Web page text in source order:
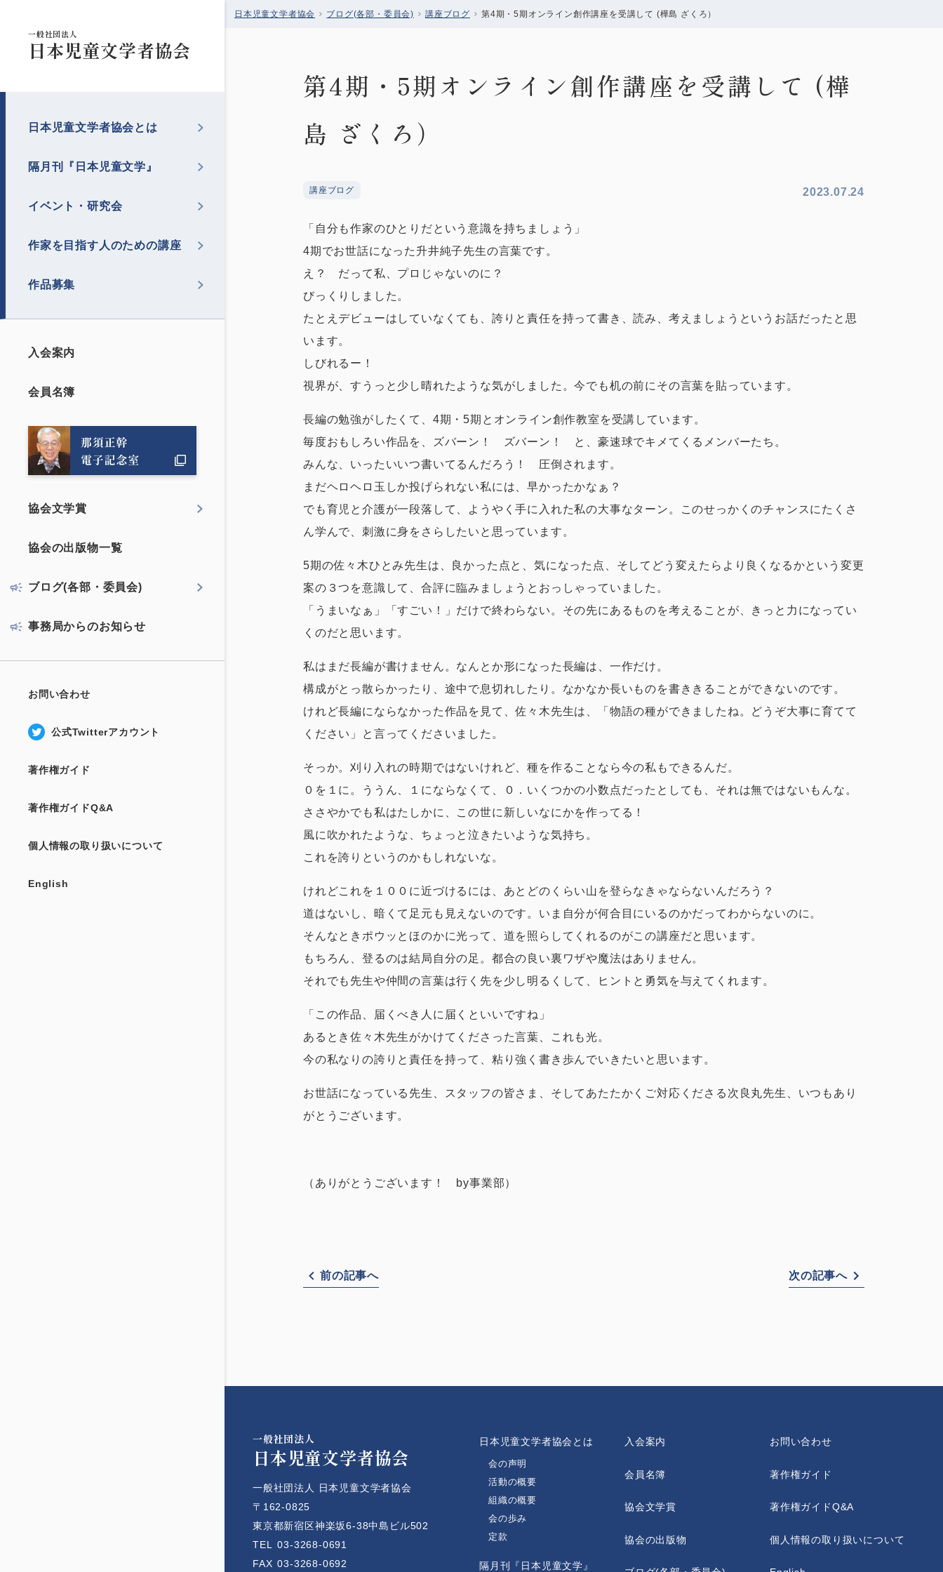
一般社団法人
日本児童文学者協会
日本児童文学者協会とは
隔月刊『日本児童文学』
イベント・研究会
作家を目指す人のための講座
作品募集
入会案内
会員名簿
協会文学賞
協会の出版物一覧
ブログ(各部・委員会)
事務局からのお知らせ
お問い合わせ
公式Twitterアカウント
著作権ガイド
著作権ガイドQ&A
個人情報の取り扱いについて
English
日本児童文学者協会 ブログ(各部・委員会) 講座ブログ 第4期・5期オンライン創作講座を受講して (樺島 ざくろ）
第4期・5期オンライン創作講座を受講して (樺
島 ざくろ）
講座ブログ 2023.07.24
「自分も作家のひとりだという意識を持ちましょう」
4期でお世話になった升井純子先生の言葉です。
え？ だって私、プロじゃないのに？
びっくりしました。
たとえデビューはしていなくても、誇りと責任を持って書き、読み、考えましょうというお話だったと思
います。
しびれるー！
視界が、すうっと少し晴れたような気がしました。今でも机の前にその言葉を貼っています。
長編の勉強がしたくて、4期・5期とオンライン創作教室を受講しています。
毎度おもしろい作品を、ズバーン！ ズバーン！ と、豪速球でキメてくるメンバーたち。
みんな、いったいいつ書いてるんだろう！ 圧倒されます。
まだヘロヘロ玉しか投げられない私には、早かったかなぁ？
でも育児と介護が一段落して、ようやく手に入れた私の大事なターン。このせっかくのチャンスにたくさ
ん学んで、刺激に身をさらしたいと思っています。
5期の佐々木ひとみ先生は、良かった点と、気になった点、そしてどう変えたらより良くなるかという変更
案の３つを意識して、合評に臨みましょうとおっしゃっていました。
「うまいなぁ」「すごい！」だけで終わらない。その先にあるものを考えることが、きっと力になってい
くのだと思います。
私はまだ長編が書けません。なんとか形になった長編は、一作だけ。
構成がとっ散らかったり、途中で息切れしたり。なかなか長いものを書ききることができないのです。
けれど長編にならなかった作品を見て、佐々木先生は、「物語の種ができましたね。どうぞ大事に育てて
ください」と言ってくださいました。
そっか。刈り入れの時期ではないけれど、種を作ることなら今の私もできるんだ。
０を１に。ううん、１にならなくて、０．いくつかの小数点だったとしても、それは無ではないもんな。
ささやかでも私はたしかに、この世に新しいなにかを作ってる！
風に吹かれたような、ちょっと泣きたいような気持ち。
これを誇りというのかもしれないな。
けれどこれを１００に近づけるには、あとどのくらい山を登らなきゃならないんだろう？
道はないし、暗くて足元も見えないのです。いま自分が何合目にいるのかだってわからないのに。
そんなときポウッとほのかに光って、道を照らしてくれるのがこの講座だと思います。
もちろん、登るのは結局自分の足。都合の良い裏ワザや魔法はありません。
それでも先生や仲間の言葉は行く先を少し明るくして、ヒントと勇気を与えてくれます。
「この作品、届くべき人に届くといいですね」
あるとき佐々木先生がかけてくださった言葉、これも光。
今の私なりの誇りと責任を持って、粘り強く書き歩んでいきたいと思います。
お世話になっている先生、スタッフの皆さま、そしてあたたかくご対応くださる次良丸先生、いつもあり
がとうございます。
（ありがとうございます！ by事業部）
前の記事へ 次の記事へ
一般社団法人
日本児童文学者協会
一般社団法人 日本児童文学者協会
〒162-0825
東京都新宿区神楽坂6-38中島ビル502
TEL 03-3268-0691
FAX 03-3268-0692
日本児童文学者協会とは
会の声明
活動の概要
組織の概要
会の歩み
定款
隔月刊『日本児童文学』
入会案内
会員名簿
協会文学賞
協会の出版物
お問い合わせ
著作権ガイド
著作権ガイドQ&A
個人情報の取り扱いについて